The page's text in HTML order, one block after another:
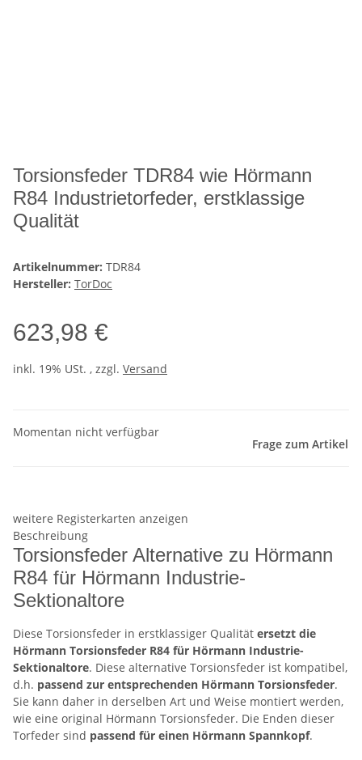
Torsionsfeder TDR84 wie Hörmann
R84 Industrietorfeder, erstklassige
Qualität
Artikelnummer: TDR84
Hersteller: TorDoc
623,98 €
inkl. 19% USt. , zzgl. Versand
Momentan nicht verfügbar
Frage zum Artikel
weitere Registerkarten anzeigen
Beschreibung
Torsionsfeder Alternative zu Hörmann
R84 für Hörmann Industrie-
Sektionaltore
Diese Torsionsfeder in erstklassiger Qualität ersetzt die
Hörmann Torsionsfeder R84 für Hörmann Industrie-
Sektionaltore. Diese alternative Torsionsfeder ist kompatibel,
d.h. passend zur entsprechenden Hörmann Torsionsfeder.
Sie kann daher in derselben Art und Weise montiert werden,
wie eine original Hörmann Torsionsfeder. Die Enden dieser
Torfeder sind passend für einen Hörmann Spannkopf.